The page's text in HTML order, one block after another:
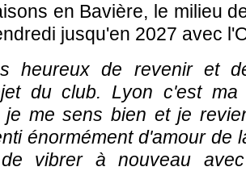
en Bavière, le milieu
jusqu'en 2027 avec
heureux de revenir et
du club. Lyon c'est
me sens bien et je
énormément d'amour de
vibrer à nouveau